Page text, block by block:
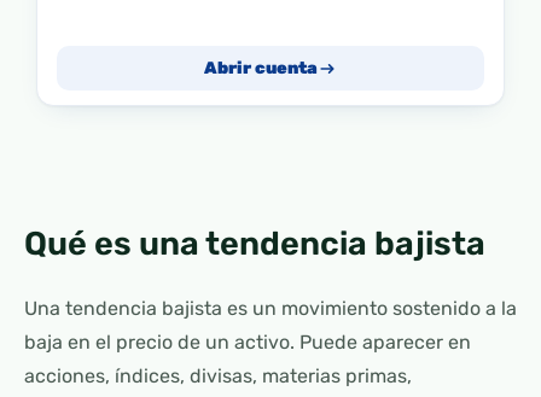
Abrir cuenta
Qué es una tendencia bajista
Una tendencia bajista es un movimiento sostenido a la
baja en el precio de un activo. Puede aparecer en
acciones, índices, divisas, materias primas,